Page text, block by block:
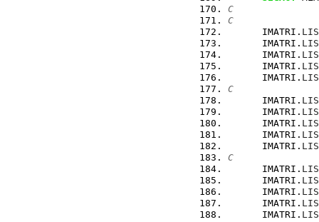
C
C
      IMATRI.
      IMATRI.
      IMATRI.
      IMATRI.
      IMATRI.
C
      IMATRI.
      IMATRI.
      IMATRI.
      IMATRI.
      IMATRI.
C
      IMATRI.
      IMATRI.
      IMATRI.
      IMATRI.
      IMATRI.